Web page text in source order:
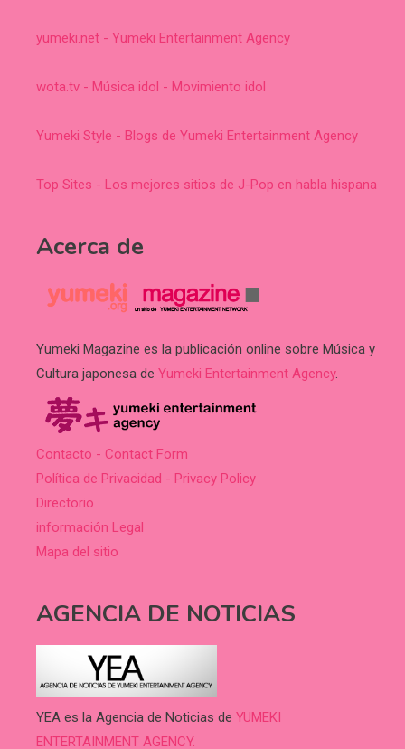
yumeki.net - Yumeki Entertainment Agency
wota.tv - Música idol - Movimiento idol
Yumeki Style - Blogs de Yumeki Entertainment Agency
Top Sites - Los mejores sitios de J-Pop en habla hispana
Acerca de
Yumeki Magazine es la publicación online sobre Música y
Cultura japonesa de Yumeki Entertainment Agency.
Contacto - Contact Form
Política de Privacidad - Privacy Policy
Directorio
información Legal
Mapa del sitio
AGENCIA DE NOTICIAS
YEA es la Agencia de Noticias de YUMEKI
ENTERTAINMENT AGENCY.